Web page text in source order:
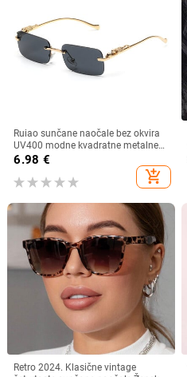
Ruiao sunčane naočale bez okvira
UV400 modne kvadratne metalne
naočale za muškarce žene
dizajnerske muške marke sunčane
naočale za van
6.98 €
add_shopping_cart
Retro 2024. Klasične vintage